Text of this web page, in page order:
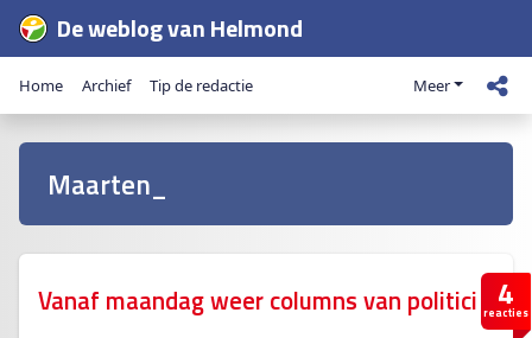
De weblog van Helmond
Home Archief Tip de redactie Meer
Maarten_
4
reacties
Vanaf maandag weer columns van politici